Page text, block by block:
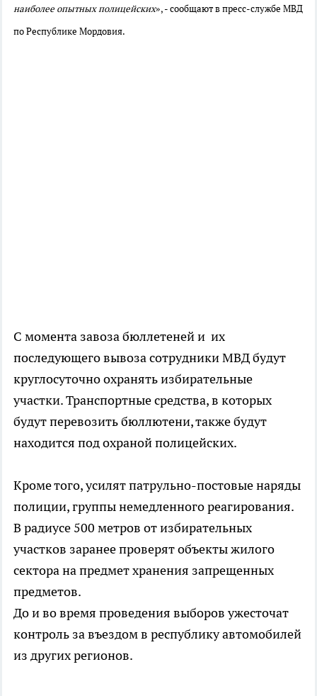
наиболее опытных полицейских», - сообщают в пресс-службе МВД
по Республике Мордовия.
С момента завоза бюллетеней и их
последующего вывоза сотрудники МВД будут
круглосуточно охранять избирательные
участки. Транспортные средства, в которых
будут перевозить бюллютени, также будут
находится под охраной полицейских.
Кроме того, усилят патрульно-постовые наряды
полиции, группы немедленного реагирования.
В радиусе 500 метров от избирательных
участков заранее проверят объекты жилого
сектора на предмет хранения запрещенных
предметов.
До и во время проведения выборов ужесточат
контроль за въездом в республику автомобилей
из других регионов.